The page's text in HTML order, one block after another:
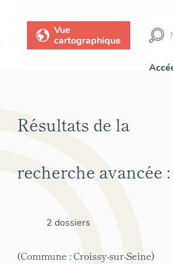
Vue
cartographique
Résultats de la
recherche avancée :
2 dossiers
(Commune : Croissy-sur-Seine)